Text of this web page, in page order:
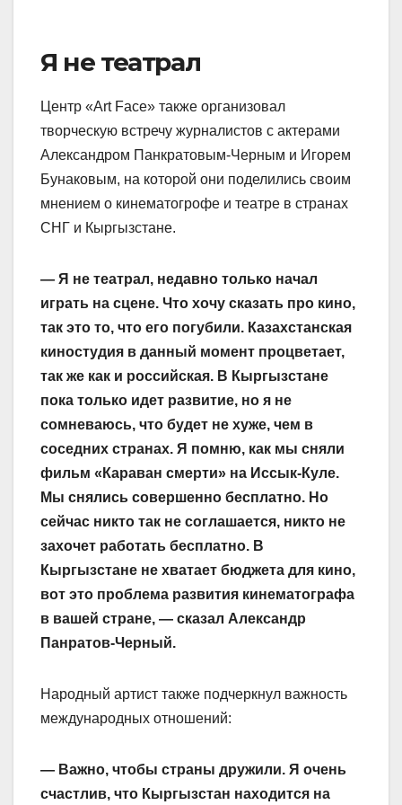
Я не театрал
Центр «Art Face» также организовал
творческую встречу журналистов с актерами
Александром Панкратовым-Черным и Игорем
Бунаковым, на которой они поделились своим
мнением о кинематогрофе и театре в странах
СНГ и Кыргызстане.
— Я не театрал, недавно только начал
играть на сцене. Что хочу сказать про кино,
так это то, что его погубили. Казахстанская
киностудия в данный момент процветает,
так же как и российская. В Кыргызстане
пока только идет развитие, но я не
сомневаюсь, что будет не хуже, чем в
соседних странах. Я помню, как мы сняли
фильм «Караван смерти» на Иссык-Куле.
Мы снялись совершенно бесплатно. Но
сейчас никто так не соглашается, никто не
захочет работать бесплатно. В
Кыргызстане не хватает бюджета для кино,
вот это проблема развития кинематографа
в вашей стране, — сказал Александр
Панратов-Черный.
Народный артист также подчеркнул важность
международных отношений:
— Важно, чтобы страны дружили. Я очень
счастлив, что Кыргызстан находится на